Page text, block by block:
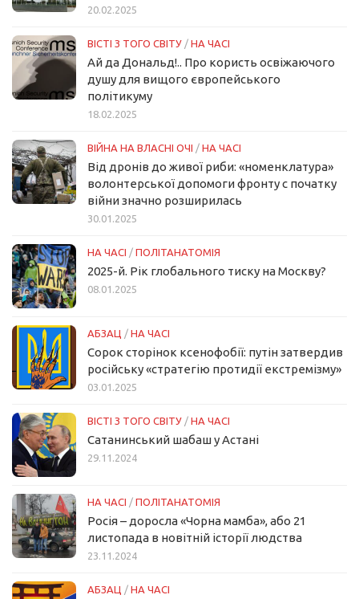
20.02.2025
ВІСТІ З ТОГО СВІТУ / НА ЧАСІ
Ай да Дональд!.. Про користь освіжаючого
душу для вищого європейського
політикуму
18.02.2025
ВІЙНА НА ВЛАСНІ ОЧІ / НА ЧАСІ
Від дронів до живої риби: «номенклатура»
волонтерської допомоги фронту с початку
війни значно розширилась
30.01.2025
НА ЧАСІ / ПОЛІТАНАТОМІЯ
2025-й. Рік глобального тиску на Москву?
08.01.2025
АБЗАЦ / НА ЧАСІ
Сорок сторінок ксенофобії: путін затвердив
російську «стратегію протидії екстремізму»
03.01.2025
ВІСТІ З ТОГО СВІТУ / НА ЧАСІ
Сатанинський шабаш у Астані
29.11.2024
НА ЧАСІ / ПОЛІТАНАТОМІЯ
Росія – доросла «Чорна мамба», або 21
листопада в новітній історії людства
23.11.2024
АБЗАЦ / НА ЧАСІ